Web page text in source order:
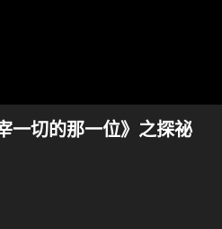
一切的那一位》之探祕